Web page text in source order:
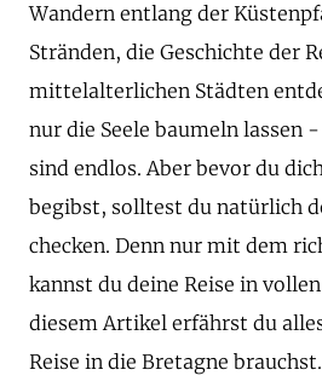
Wandern entlang der
Stränden, die Geschichte der
mittelalterlichen Städten
nur die Seele baumeln lassen
sind endlos. Aber bevor du
begibst, solltest du natürlich
checken. Denn nur mit dem
kannst du deine Reise in
diesem Artikel erfährst du
Reise in die Bretagne